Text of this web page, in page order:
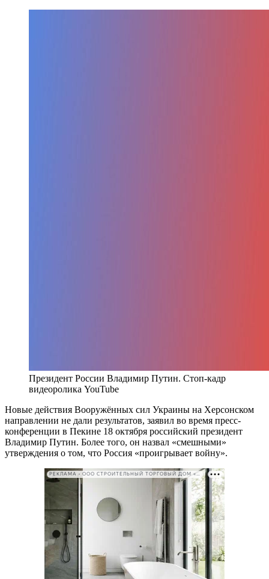
Президент России Владимир Путин. Стоп-кадр
видеоролика YouTube
Новые действия Вооружённых сил Украины на Херсонском
направлении не дали результатов, заявил во время пресс-
конференции в Пекине 18 октября российский президент
Владимир Путин. Более того, он назвал «смешными»
утверждения о том, что Россия «проигрывает войну».
РЕКЛАМА • ООО СТРОИТЕЛЬНЫЙ ТОРГОВЫЙ ДОМ «ПЕТРОВИЧ». ИНН: 7802348846